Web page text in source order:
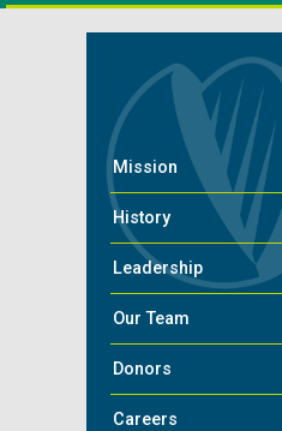
Mission
History
Leadership
Our Team
Donors
Careers